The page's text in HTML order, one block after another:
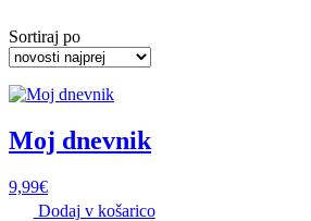
Sortiraj po
Moj dnevnik
9,99€
Dodaj v košarico